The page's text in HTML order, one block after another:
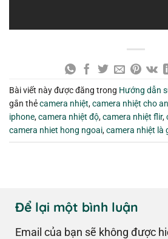
Bài viết này được đăng trong Hướng dẫn
gắn thẻcamera nhiệt,camera nhiệt cho
iphone,camera nhiệt độ,camera nhiệt flir,
camera nhiet hong ngoai,camera nhiệt là
Để lại một bình luận
Email của bạn sẽ không được